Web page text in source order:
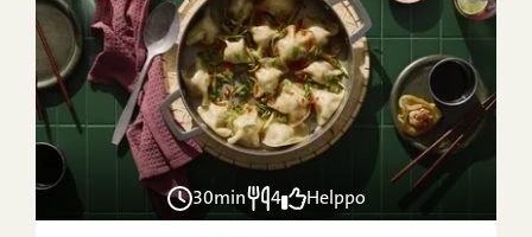
30min 4 Helppo